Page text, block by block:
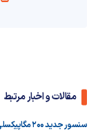
مقالات و اخبار مرتبط